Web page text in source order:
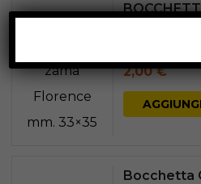
2,00€
Bocchetta